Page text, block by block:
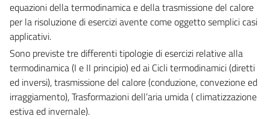
equazioni della termodinamica e della trasmissione del calore
per la risoluzione di esercizi avente come oggetto semplici casi
applicativi.
Sono previste tre differenti tipologie di esercizi relative alla
termodinamica (I e II principio) ed ai Cicli termodinamici (diretti
ed inversi), trasmissione del calore (conduzione, convezione ed
irraggiamento), Trasformazioni dell’aria umida ( climatizzazione
estiva ed invernale).